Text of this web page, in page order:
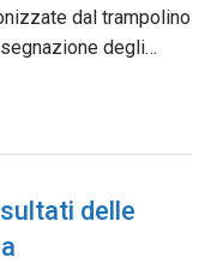
dal trampolino
degli…
delle